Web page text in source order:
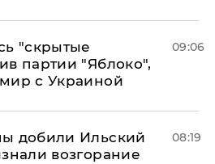
"скрытые
партии "Яблоко",
с Украиной
09:06
добили Ильский
возгорание
08:19